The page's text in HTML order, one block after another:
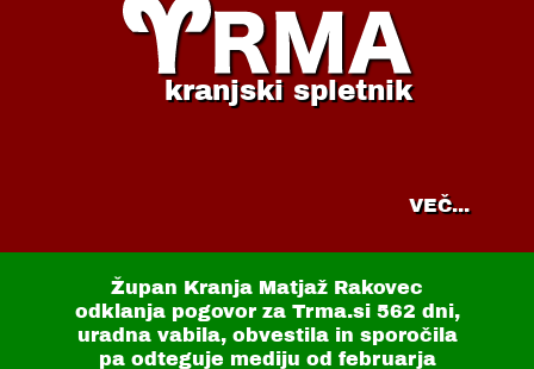
kranjski spletnik
VEČ...
Župan Kranja Matjaž Rakovec
odklanja pogovor za Trma.si 562 dni,
uradna vabila, obvestila in sporočila
pa odteguje mediju od februarja